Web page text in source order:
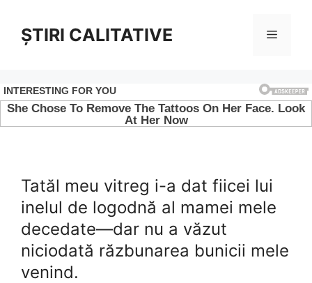
conținutȘTIRI CALITATIVE Meniu
Tatăl meu vitreg i-a dat fiicei lui
inelul de logodnă al mamei mele
decedate—dar nu a văzut
niciodată răzbunarea bunicii mele
venind.